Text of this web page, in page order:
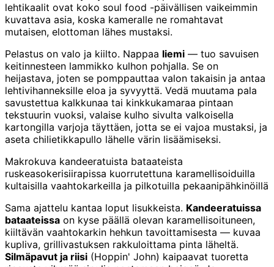
lehtikaalit ovat koko soul food -päivällisen vaikeimmin
kuvattava asia, koska kameralle ne romahtavat
mutaisen, elottoman lähes mustaksi.
Pelastus on valo ja kiilto. Nappaa liemi — tuo savuisen
keitinnesteen lammikko kulhon pohjalla. Se on
heijastava, joten se pomppauttaa valon takaisin ja antaa
lehtivihanneksille eloa ja syvyyttä. Vedä muutama pala
savustettua kalkkunaa tai kinkkukamaraa pintaan
tekstuurin vuoksi, valaise kulho sivulta valkoisella
kartongilla varjoja täyttäen, jotta se ei vajoa mustaksi, ja
aseta chilietikkapullo lähelle värin lisäämiseksi.
Makrokuva kandeeratuista bataateista
ruskeasokerisiirapissa kuorrutettuna karamellisoiduilla
kultaisilla vaahtokarkeilla ja pilkotuilla pekaanipähkinöillä
Sama ajattelu kantaa loput lisukkeista. Kandeeratuissa
bataateissa on kyse päällä olevan karamellisoituneen,
kiiltävän vaahtokarkin hehkun tavoittamisesta — kuvaa
kupliva, grillivastuksen rakkuloittama pinta läheltä.
Silmäpavut ja riisi (Hoppin' John) kaipaavat tuoretta